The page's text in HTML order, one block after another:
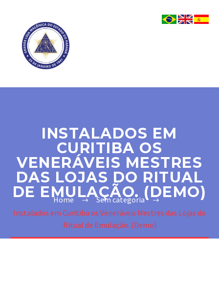
INSTALADOS EM
CURITIBA OS
VENERÁVEIS MESTRES
DAS LOJAS DO RITUAL
DE EMULAÇÃO. (DEMO)
Home
Sem categoria
Instalados em Curitiba os Veneráveis Mestres das Lojas do
Ritual de Emulação. (Demo)